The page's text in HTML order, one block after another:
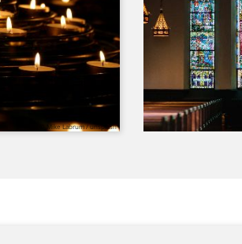
© Mike Labrum / unsplash